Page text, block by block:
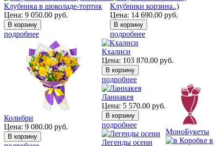
Клубника в шоколаде-тортик
Цена: 9 050.00 руб.
подробнее
Клубники корзина..)
Цена: 14 690.00 руб.
подробнее
Колибри
Цена: 9 080.00 руб.
Кхалиси
Цена: 103 870.00 руб.
подробнее
Ланиакея
Цена: 5 570.00 руб.
подробнее
Легенды осени
МоноБукеты
в